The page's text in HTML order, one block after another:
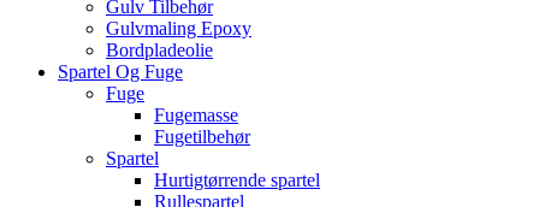
Gulv Tilbehør
Gulvmaling Epoxy
Bordpladeolie
Spartel Og Fuge
Fuge
Fugemasse
Fugetilbehør
Spartel
Hurtigtørrende spartel
Rullespartel